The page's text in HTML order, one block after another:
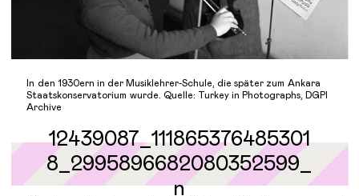
In den 1930ern in der Musiklehrer-Schule, die später zum Ankara
Staatskonservatorium wurde. Quelle: Turkey in Photographs, DGPI
Archive